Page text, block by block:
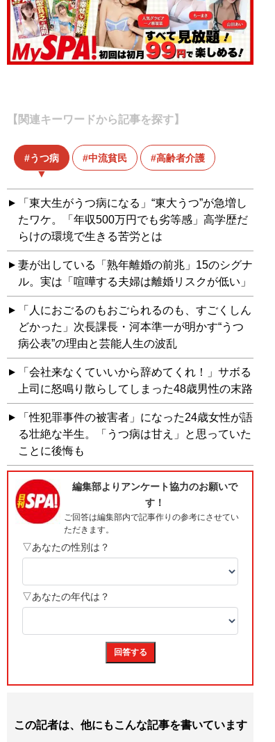
【関連キーワードから記事を探す】
うつ病 中流貧民 高齢者介護
「東大生がうつ病になる」“東大うつ”が急増し
たワケ。「年収500万円でも劣等感」高学歴だ
らけの環境で生きる苦労とは
妻が出している「熟年離婚の前兆」15のシグナ
ル。実は「喧嘩する夫婦は離婚リスクが低い」
「人におごるのもおごられるのも、すごくしん
どかった」次長課長・河本準一が明かす“うつ
病公表”の理由と芸能人生の波乱
「会社来なくていいから辞めてくれ！」サボる
上司に怒鳴り散らしてしまった48歳男性の末路
「性犯罪事件の被害者」になった24歳女性が語
る壮絶な半生。「うつ病は甘え」と思っていた
ことに後悔も
この記者は、他にもこんな記事を書いています